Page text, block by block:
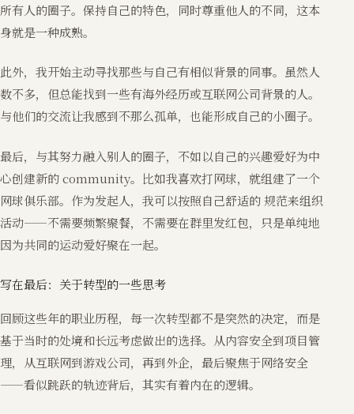
所有人的圈子。保持自己的特色，同时尊重他人的不同，这本
身就是一种成熟。
此外，我开始主动寻找那些与自己有相似背景的同事。虽然人
数不多，但总能找到一些有海外经历或互联网公司背景的人。
与他们的交流让我感到不那么孤单，也能形成自己的小圈子。
最后，与其努力融入别人的圈子，不如以自己的兴趣爱好为中
心创建新的 community。比如我喜欢打网球，就组建了一个
网球俱乐部。作为发起人，我可以按照自己舒适的 规范来组织
活动——不需要频繁聚餐，不需要在群里发红包，只是单纯地
因为共同的运动爱好聚在一起。
写在最后：关于转型的一些思考
回顾这些年的职业历程，每一次转型都不是突然的决定，而是
基于当时的处境和长远考虑做出的选择。从内容安全到项目管
理，从互联网到游戏公司，再到外企，最后聚焦于网络安全
——看似跳跃的轨迹背后，其实有着内在的逻辑。